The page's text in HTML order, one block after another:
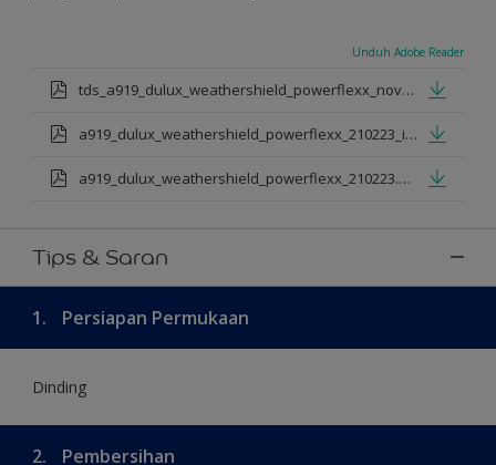
Unduh Adobe Reader
tds_a919_dulux_weathershield_powerflexx_nov_2022_id.pdf
a919_dulux_weathershield_powerflexx_210223_id.pdf
a919_dulux_weathershield_powerflexx_210223.pdf
Tips & Saran
1. Persiapan Permukaan
Dinding
2. Pembersihan